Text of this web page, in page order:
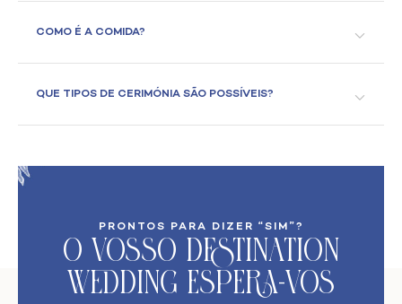
COMO É A COMIDA?
QUE TIPOS DE CERIMÓNIA SÃO POSSÍVEIS?
PRONTOS PARA DIZER “SIM”?
O VoSso Destination
Wedding Espera-vos